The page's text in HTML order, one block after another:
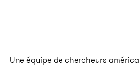
Une équipe de chercheurs